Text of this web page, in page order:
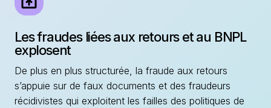
Les fraudes liées aux retours et au BNPL
explosent
De plus en plus structurée, la fraude aux retours
s’appuie sur de faux documents et des fraudeurs
récidivistes qui exploitent les failles des politiques de